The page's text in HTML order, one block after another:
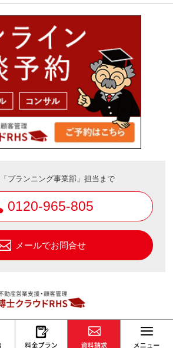
プランニング事業部」担当まで
0120-965-805
メールでお問合せ